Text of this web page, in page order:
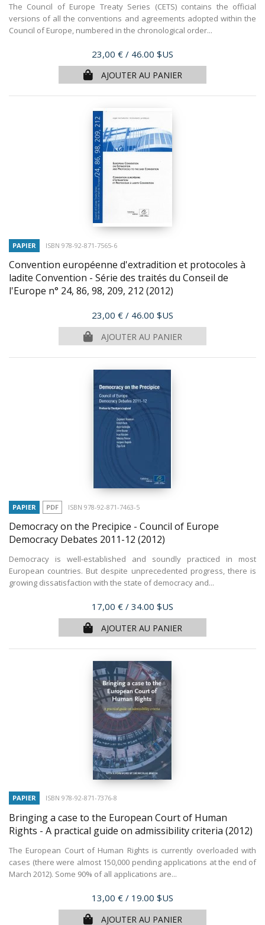
The Council of Europe Treaty Series (CETS) contains the official
versions of all the conventions and agreements adopted within the
Council of Europe, numbered in the chronological order...
Prix
23,00 € / 46.00 $US
AJOUTER AU PANIER
PAPIER ISBN 978-92-871-7565-6
Convention européenne d'extradition et protocoles à
ladite Convention - Série des traités du Conseil de
l'Europe n° 24, 86, 98, 209, 212 (2012)
Prix
23,00 € / 46.00 $US
AJOUTER AU PANIER
PAPIER PDF ISBN 978-92-871-7463-5
Democracy on the Precipice - Council of Europe
Democracy Debates 2011-12 (2012)
Democracy is well-established and soundly practiced in most
European countries. But despite unprecedented progress, there is
growing dissatisfaction with the state of democracy and...
Prix
17,00 € / 34.00 $US
AJOUTER AU PANIER
PAPIER ISBN 978-92-871-7376-8
Bringing a case to the European Court of Human
Rights - A practical guide on admissibility criteria (2012)
The European Court of Human Rights is currently overloaded with
cases (there were almost 150,000 pending applications at the end of
March 2012). Some 90% of all applications are...
Prix
13,00 € / 19.00 $US
AJOUTER AU PANIER